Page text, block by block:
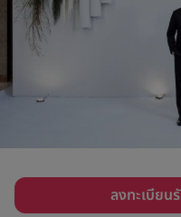
ลงทะเบียน